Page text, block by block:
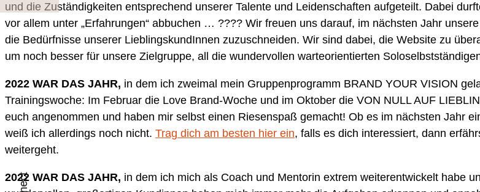
und die Zuständigkeiten entsprechend unserer Talente und Leidenschaften aufgeteilt. Dabei
vor allem unter „Erfahrungen“ abbuchen … ???? Wir freuen uns darauf, im nächsten Jahr
die Bedürfnisse unserer LieblingskundInnen zuzuschneiden. Wir sind dabei, die Website zu
um noch besser für unsere Zielgruppe, all die wundervollen warteorientierten
2022 WAR DAS JAHR, in dem ich zweimal mein Gruppenprogramm BRAND YOUR VISION
Trainingswoche: Im Februar die Love Brand-Woche und im Oktober die VON NULL AUF
euch angenommen und haben mir selbst einen Riesenspaß gemacht! Ob es im nächsten Jahr
weiß ich allerdings noch nicht. Trag dich am besten hier ein, falls es dich interessiert, dann
weitergeht.
2022 WAR DAS JAHR, in dem ich mich als Coach und Mentorin extrem weiterentwickelt habe